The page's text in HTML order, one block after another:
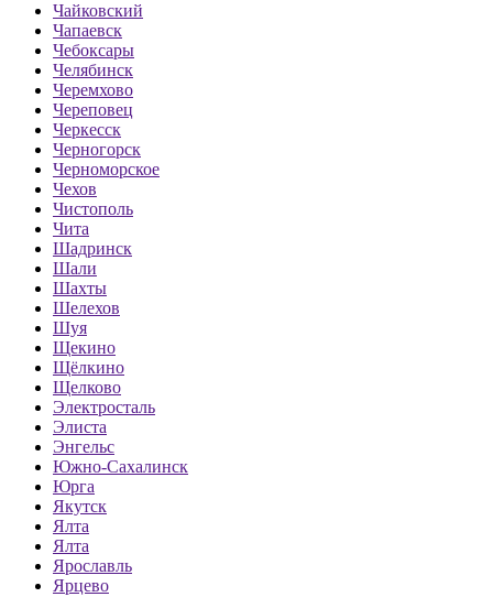
Чайковский
Чапаевск
Чебоксары
Челябинск
Черемхово
Череповец
Черкесск
Черногорск
Черноморское
Чехов
Чистополь
Чита
Шадринск
Шали
Шахты
Шелехов
Шуя
Щекино
Щёлкино
Щелково
Электросталь
Элиста
Энгельс
Южно-Сахалинск
Юрга
Якутск
Ялта
Ялта
Ярославль
Ярцево